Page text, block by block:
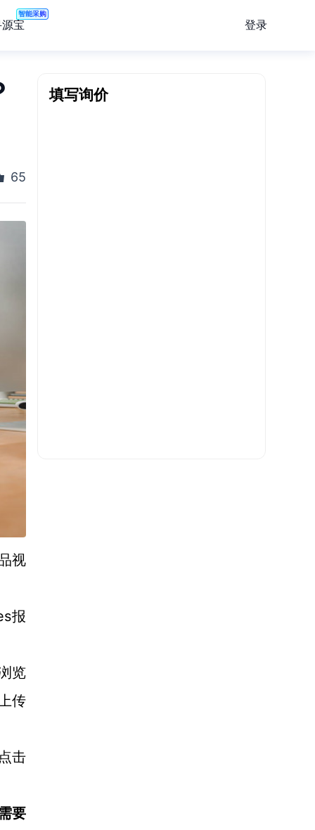
宝
智能采购
登录
65
视
报
览
传
击
要